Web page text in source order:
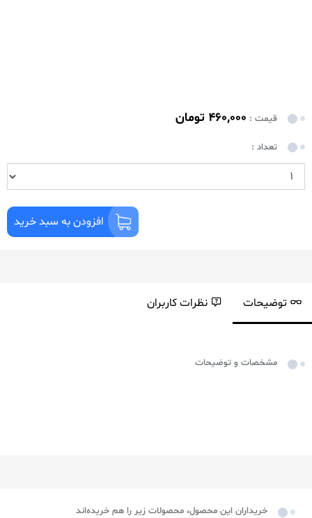
قیمت : 460,000 تومان
تعداد :
افزودن به سبد خرید
توضیحات نظرات کاربران
مشخصات و توضیحات
خریداران این محصول، محصولات زیر را هم خریده‌اند